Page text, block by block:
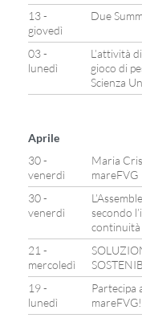
13 -
giovedì
Due
03 -
lunedì
L’attività
gioco di
Scienza
Aprile
30 -
venerdì
Maria
mareFVG
30 -
venerdì
secondo
continuità
21 -
mercoledì
19 -
lunedì
Partecipa
mareFVG!